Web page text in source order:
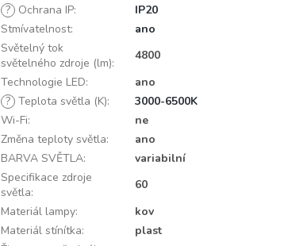
? Ochrana IP:
IP20
Stmívatelnost:
ano
Světelný tok
světelného zdroje (lm):
4800
Technologie LED:
ano
? Teplota světla (K):
3000-6500K
Wi-Fi:
ne
Změna teploty světla:
ano
BARVA SVĚTLA:
variabilní
Specifikace zdroje
světla:
60
Materiál lampy:
kov
Materiál stínítka:
plast